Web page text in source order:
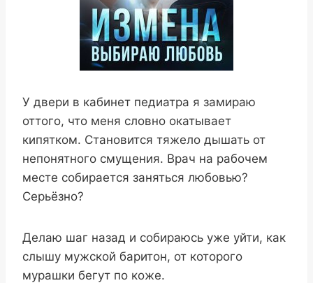
У двери в кабинет педиатра я замираю
оттого, что меня словно окатывает
кипятком. Становится тяжело дышать от
непонятного смущения. Врач на рабочем
месте собирается заняться любовью?
Серьёзно?
Делаю шаг назад и собираюсь уже уйти, как
слышу мужской баритон, от которого
мурашки бегут по коже.